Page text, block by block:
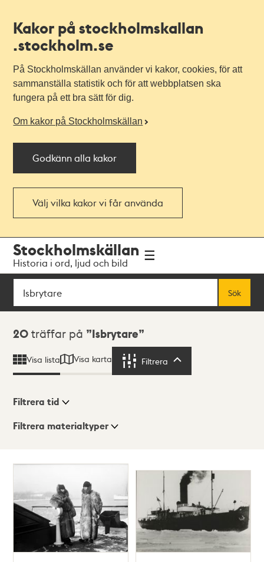
Kakor på stockholmskallan
.stockholm.se
På Stockholmskällan använder vi kakor, cookies, för att
sammanställa statistik och för att webbplatsen ska
fungera på ett bra sätt för dig.
Om kakor på Stockholmskällan
Godkänn alla kakor
Välj vilka kakor vi får använda
navigationen
huvudinnehållet
Stockholmskällan
Historia i ord, ljud och bild
Sök
Sök
Sökresultat
20 träffar på Isbrytare
Visa lista Visa karta Filtrera
Visningsläge
Filtrera tid
Filtrera materialtyper